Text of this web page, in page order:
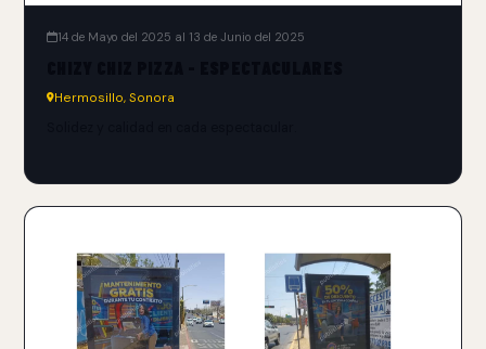
14 de Mayo del 2025 al 13 de Junio del 2025
Hermosillo, Sonora